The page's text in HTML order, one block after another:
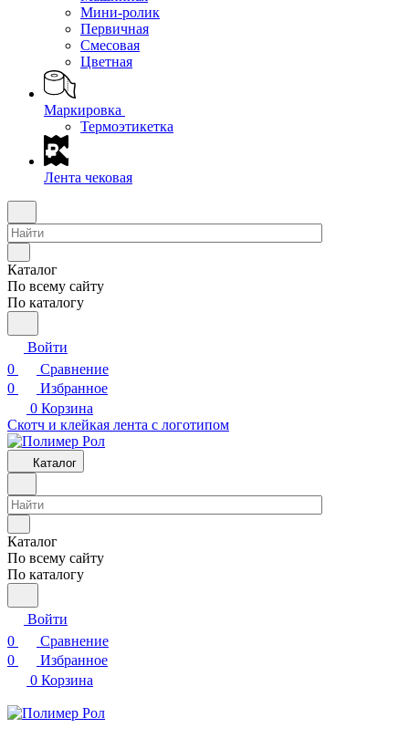
Мини-ролик
Первичная
Смесовая
Цветная
Маркировка
Термоэтикетка
Лента чековая
Каталог
По всему сайту
По каталогу
Войти
0
Сравнение
0
Избранное
0 Корзина
Скотч и клейкая лента с логотипом
Каталог
Каталог
По всему сайту
По каталогу
Войти
0
Сравнение
0
Избранное
0 Корзина